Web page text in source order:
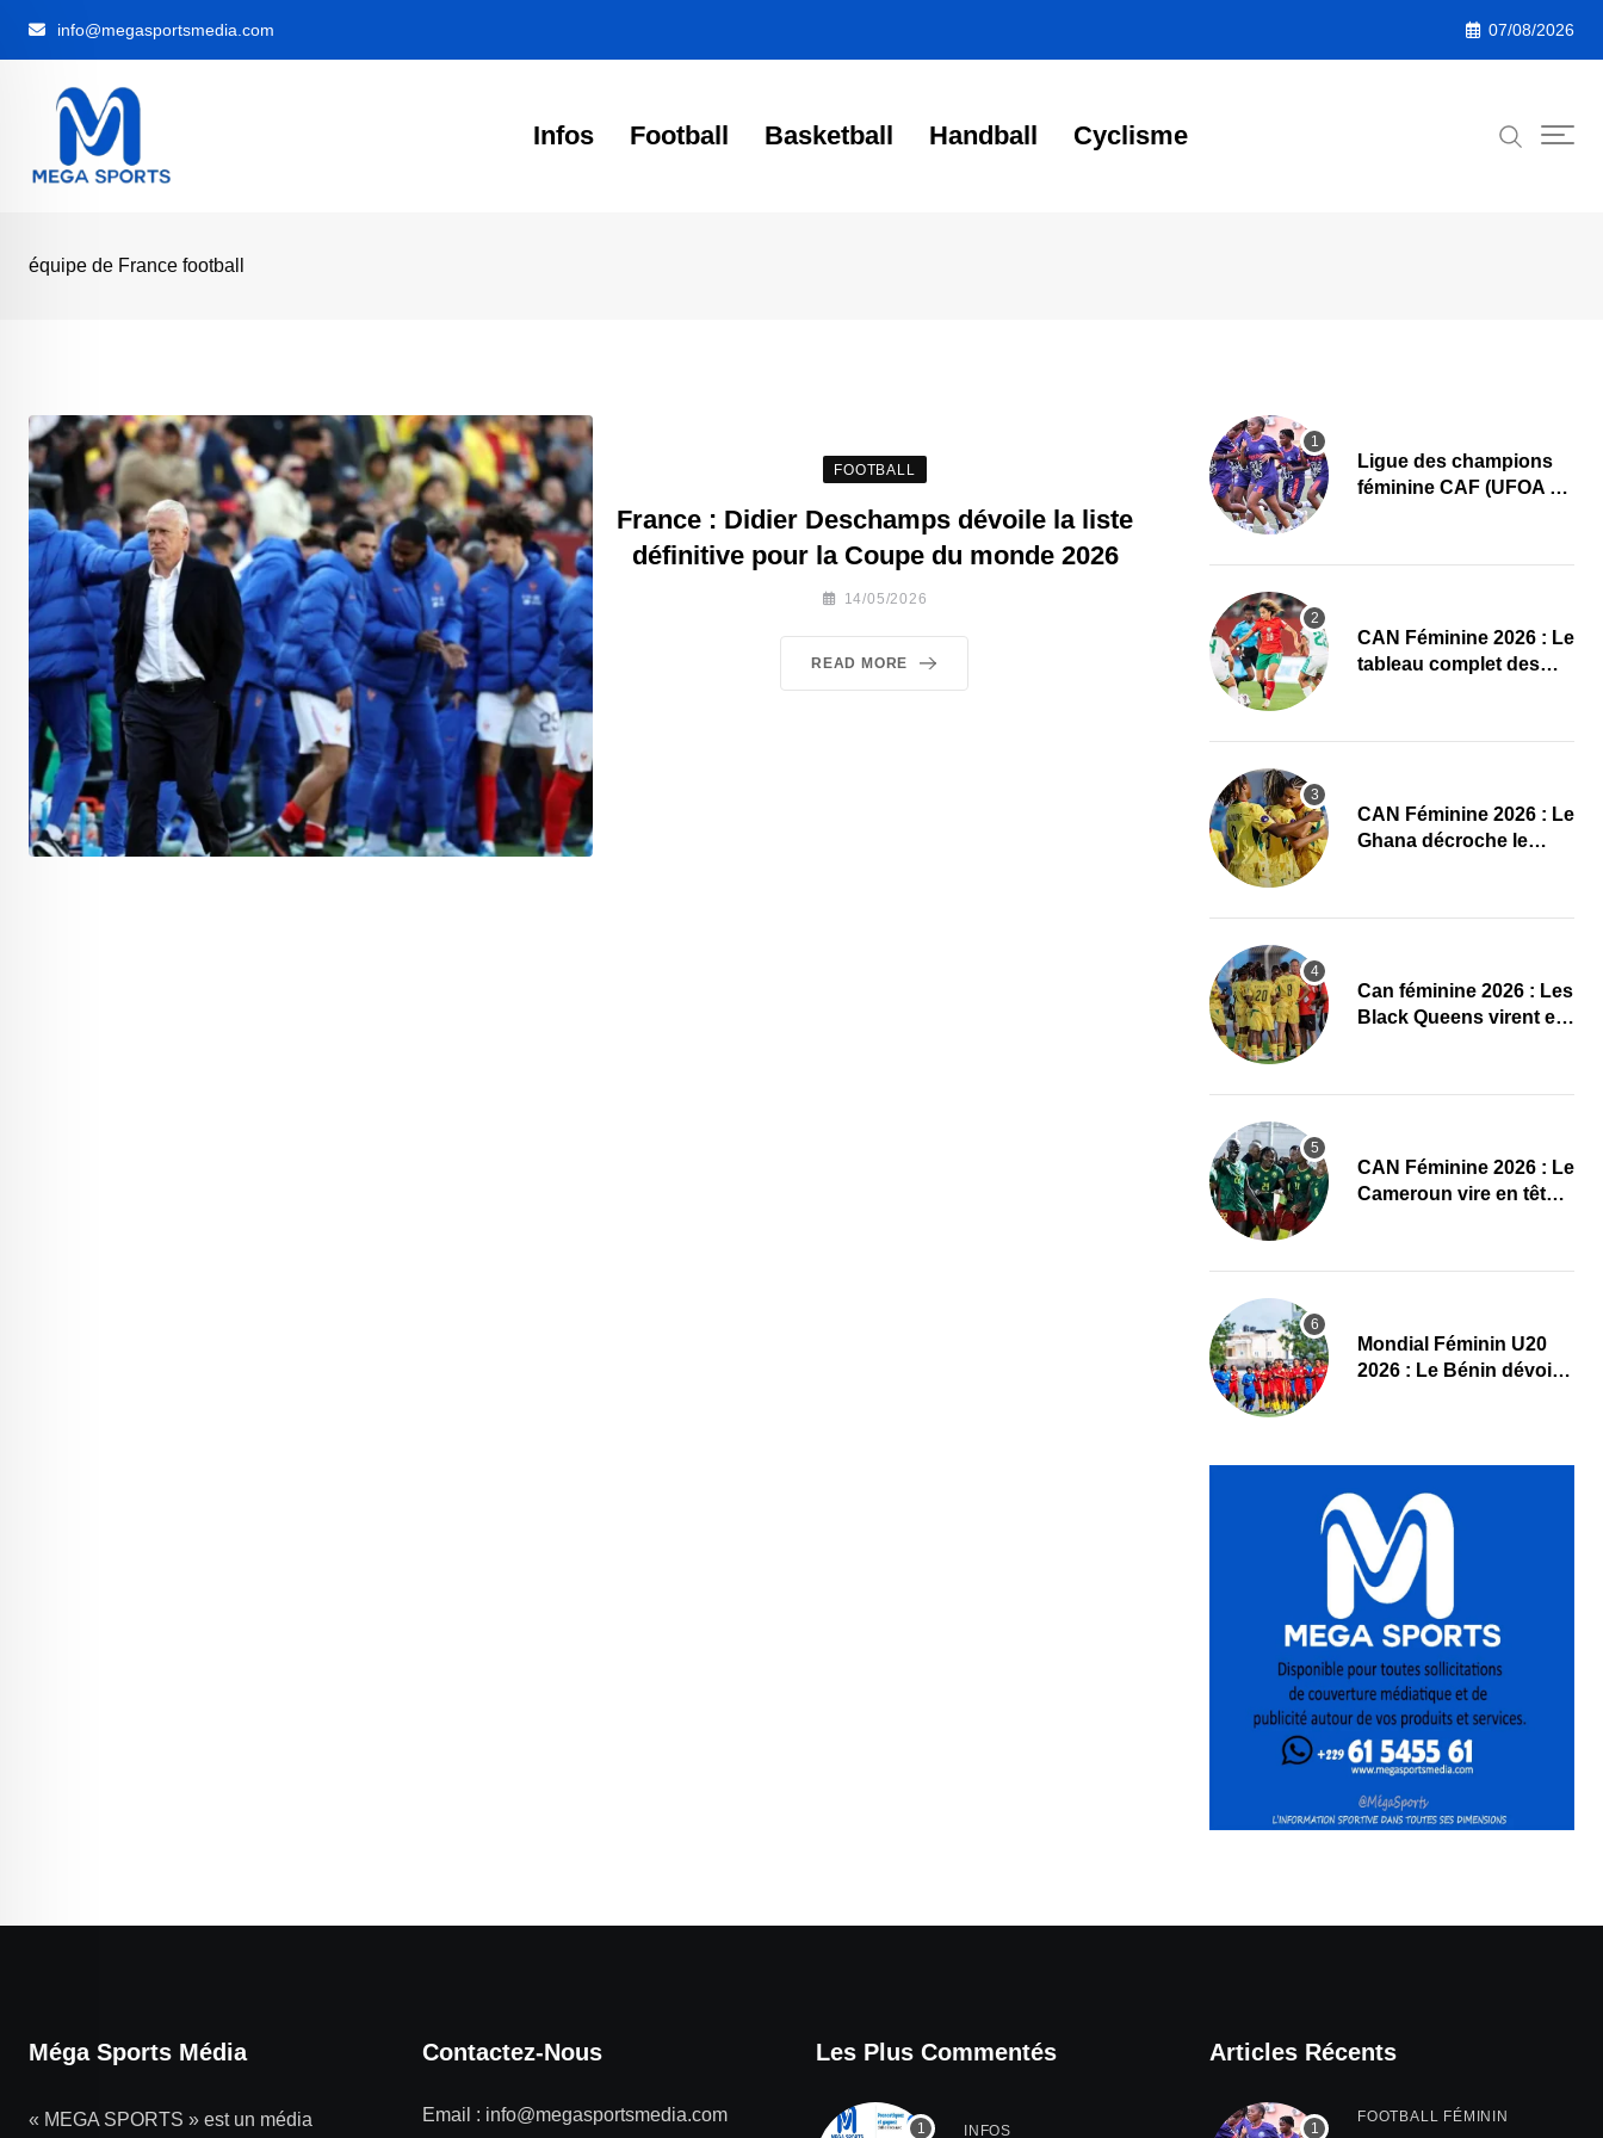
info@megasportsmedia.com 07/08/2026
Infos Football Basketball Handball Cyclisme
équipe de France football
FOOTBALL
France : Didier Deschamps dévoile la liste
définitive pour la Coupe du monde 2026
14/05/2026
READ MORE
Ligue des champions
féminine CAF (UFOA A)
en Gambie
CAN Féminine 2026 : Le
tableau complet des
CAN Féminine 2026 : Le
Ghana décroche le
bien
‎Can féminine 2026 : Les
Black Queens virent en
CAN Féminine 2026 : Le
Cameroun vire en tête
Mondial Féminin U20
2026 : Le Bénin dévoile
Méga Sports Média
« MEGA SPORTS » est un média
Contactez-Nous
Email : info@megasportsmedia.com
Les Plus Commentés
INFOS
Articles Récents
FOOTBALL FÉMININ